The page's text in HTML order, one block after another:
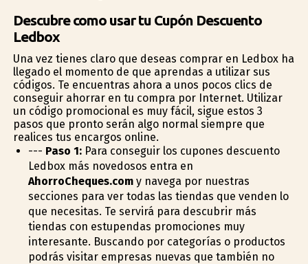
Descubre como usar tu Cupón Descuento
Ledbox
Una vez tienes claro que deseas comprar en Ledbox ha
llegado el momento de que aprendas a utilizar sus
códigos. Te encuentras ahora a unos pocos clics de
conseguir ahorrar en tu compra por Internet. Utilizar
un código promocional es muy fácil, sigue estos 3
pasos que pronto serán algo normal siempre que
realices tus encargos online.
--- Paso 1:Para conseguir los cupones descuento
Ledbox más novedosos entra en
AhorroCheques.comy navega por nuestras
secciones para ver todas las tiendas que venden lo
que necesitas. Te servirá para descubrir más
tiendas con estupendas promociones muy
interesante. Buscando por categorías o productos
podrás visitar empresas nuevas que también no